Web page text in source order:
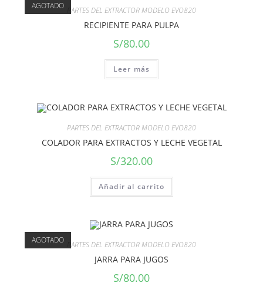
AGOTADO PARTES DEL EXTRACTOR MODELO EVO820
RECIPIENTE PARA PULPA
S/80.00
Leer más
PARTES DEL EXTRACTOR MODELO EVO820
COLADOR PARA EXTRACTOS Y LECHE VEGETAL
S/320.00
Añadir al carrito
AGOTADO PARTES DEL EXTRACTOR MODELO EVO820
JARRA PARA JUGOS
S/80.00